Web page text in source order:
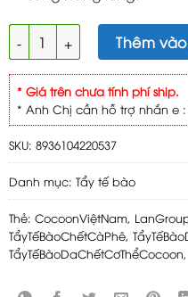
Cocoon Cà Phê Đắk Lắk
Thêm
* Giá trên chưa tính phí ship.
* Anh Chị cần hỗ trợ nhắn e :
SKU: 8936104220537
Danh mục: Tẩy tế bào
Thẻ: CocoonViệtNam,
TẩyTếBàoChếtCàPhê,
TẩyTếBàoDaChếtCơThểCocoon,